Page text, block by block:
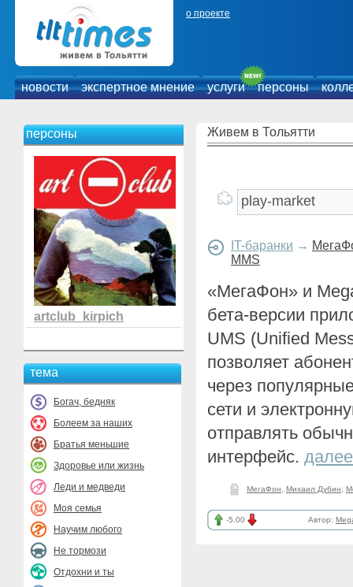
о проекте
новости экспертное мнение услуги персоны
персоны
artclub_kirpich
тема
Богач, бедняк
Болеем за наших
Братья меньшие
Здоровье или жизнь
Леди и медведи
Моя семья
Научим любого
Не тормози
Отдохни и ты
Живем в Тольятти
IT-баранки →
MMS
«МегаФон» и
бета-версии
UMS (Unified
позволяет
через
сети и
отправлять
интерфейс.
МегаФон Михаил Дубин
-5.00 Автор: